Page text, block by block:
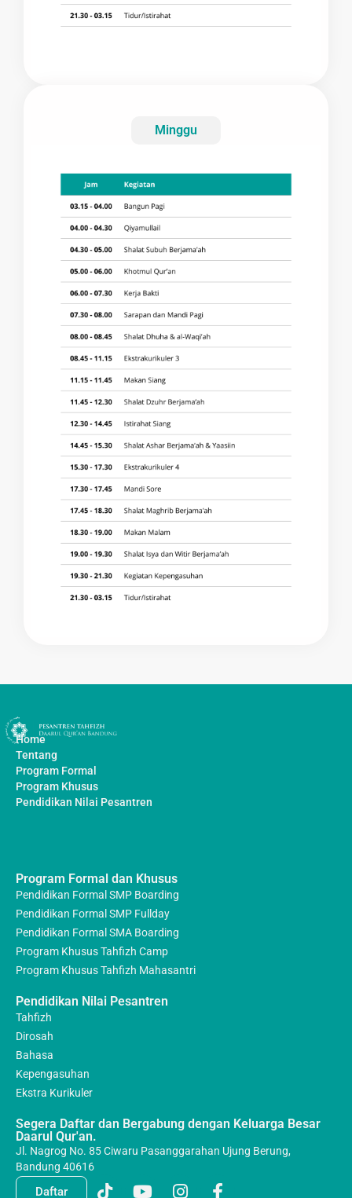
Minggu
Home
Tentang
Program Formal
Program Khusus
Pendidikan Nilai Pesantren
Program Formal dan Khusus
Pendidikan Formal SMP Boarding
Pendidikan Formal SMP Fullday
Pendidikan Formal SMA Boarding
Program Khusus Tahfizh Camp
Program Khusus Tahfizh Mahasantri
Pendidikan Nilai Pesantren
Tahfizh
Dirosah
Bahasa
Kepengasuhan
Ekstra Kurikuler
Segera Daftar dan Bergabung dengan Keluarga Besar
Daarul Qur'an.
Jl. Nagrog No. 85 Ciwaru Pasanggarahan Ujung Berung,
Bandung 40616
Daftar